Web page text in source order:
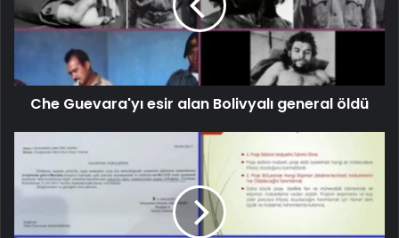
Che Guevara'yı esir alan Bolivyalı general öldü